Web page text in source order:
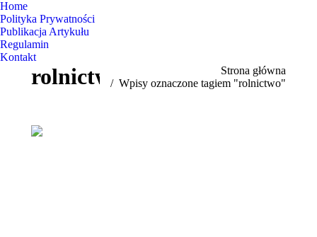
Home
Polityka Prywatności
Publikacja Artykułu
Regulamin
Kontakt
rolnictwo
Strona główna
Wpisy oznaczone tagiem "rolnictwo"